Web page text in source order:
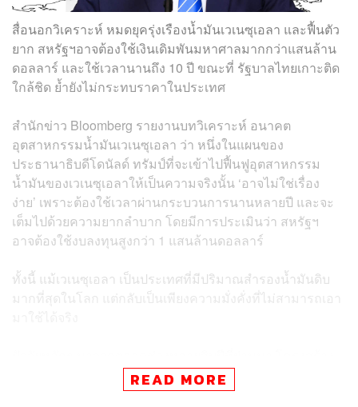
สื่อนอกวิเคราะห์ หมดยุครุ่งเรืองน้ำมันเวเนซุเอลา และฟื้นตัว
ยาก สหรัฐฯอาจต้องใช้เงินเดิมพันมหาศาลมากกว่าแสนล้าน
ดอลลาร์ และใช้เวลานานถึง 10 ปี ขณะที่ รัฐบาลไทยเกาะติด
ใกล้ชิด ย้ำยังไม่กระทบราคาในประเทศ
สำนักข่าว Bloomberg รายงานบทวิเคราะห์ อนาคต
อุตสาหกรรมน้ำมันเวเนซุเอลา ว่า หนึ่งในแผนของ
ประธานาธิบดีโดนัลด์ ทรัมป์ที่จะเข้าไปฟื้นฟูอุตสาหกรรม
น้ำมันของเวเนซุเอลาให้เป็นความจริงนั้น ‘อาจไม่ใช่เรื่อง
ง่าย’ เพราะต้องใช้เวลาผ่านกระบวนการนานหลายปี และจะ
เต็มไปด้วยความยากลำบาก โดยมีการประเมินว่า สหรัฐฯ
อาจต้องใช้งบลงทุนสูงกว่า 1 แสนล้านดอลลาร์
ทั้งนี้ แม้เวเนซุเอลา เป็นประเทศที่มีปริมาณสำรองน้ำมันดิบ
มากที่สุดในโลก แต่กลับเป็นเพียงความมั่งคั่งที่ไม่สามารถเอา
พื้นฐานด้านการผลิตน้ำมันดิบถูกทำลายอย่างหนัก ทั้งจาก
การทุจริต การขาดการลงทุน เกิดเหตุไฟไหม้ ทุจริต
READ MORE